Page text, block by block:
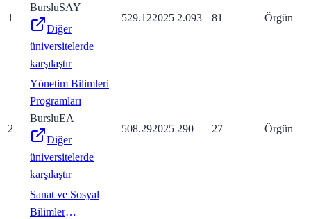
1
Programları
BursluSAY
Diğer
üniversitelerde
karşılaştır
529.122025 2.093 81 Örgün
2
Yönetim Bilimleri
Programları
BursluEA
Diğer
üniversitelerde
karşılaştır
508.292025 290 27 Örgün
Sanat ve Sosyal
Bilimler